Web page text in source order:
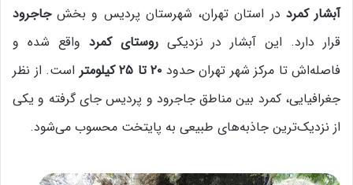
آبشار کمرد در استان تهران، شهرستان پردیس و بخشجاجرود
قرار دارد. این آبشار در نزدیکیروستای کمرد واقع شده و
فاصله‌اش تا مرکز شهر تهران حدود ۲۰ تا ۲۵ کیلومتر
است. از نظر
جغرافیایی، کمرد بین مناطق جاجرود و پردیس جای گرفته و یکی
از نزدیک‌ترین جاذبه‌های طبیعی به پایتخت محسوب می‌شود.